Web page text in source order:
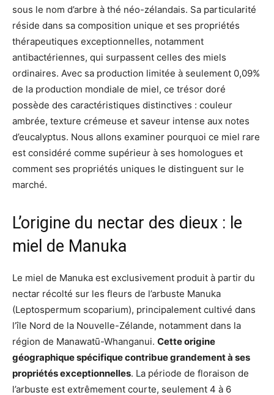
sous le nom d’arbre à thé néo-zélandais. Sa particularité
réside dans sa composition unique et ses propriétés
thérapeutiques exceptionnelles, notamment
antibactériennes, qui surpassent celles des miels
ordinaires. Avec sa production limitée à seulement 0,09%
de la production mondiale de miel, ce trésor doré
possède des caractéristiques distinctives : couleur
ambrée, texture crémeuse et saveur intense aux notes
d’eucalyptus. Nous allons examiner pourquoi ce miel rare
est considéré comme supérieur à ses homologues et
comment ses propriétés uniques le distinguent sur le
marché.
L’origine du nectar des dieux : le
miel de Manuka
Le miel de Manuka est exclusivement produit à partir du
nectar récolté sur les fleurs de l’arbuste Manuka
(Leptospermum scoparium), principalement cultivé dans
l’île Nord de la Nouvelle-Zélande, notamment dans la
région de Manawatū-Whanganui. Cette origine
géographique spécifique contribue grandement à ses
propriétés exceptionnelles. La période de floraison de
l’arbuste est extrêmement courte, seulement 4 à 6